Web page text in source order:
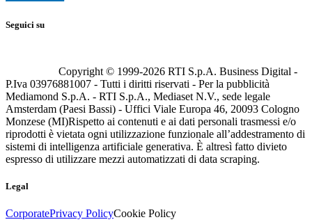
Seguici su
Copyright © 1999-2026 RTI S.p.A. Business Digital -
P.Iva 03976881007 - Tutti i diritti riservati - Per la pubblicità
Mediamond S.p.A. - RTI S.p.A., Mediaset N.V., sede legale
Amsterdam (Paesi Bassi) - Uffici Viale Europa 46, 20093 Cologno
Monzese (MI)Rispetto ai contenuti e ai dati personali trasmessi e/o
riprodotti è vietata ogni utilizzazione funzionale all’addestramento di
sistemi di intelligenza artificiale generativa. È altresì fatto divieto
espresso di utilizzare mezzi automatizzati di data scraping.
Legal
CorporatePrivacy PolicyCookie Policy